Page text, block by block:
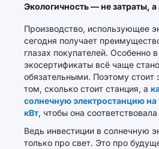
Экологичность — не затраты, а
Производство, использующее
сегодня получает
глазах покупателей. Особенно
экосертификаты всё чаще
обязательными. Поэтому стоит
том, сколько стоит станция, а
солнечную электростанцию
кВт, чтобы она
Ведь инвестиции в солнечную
только про свет. Это про